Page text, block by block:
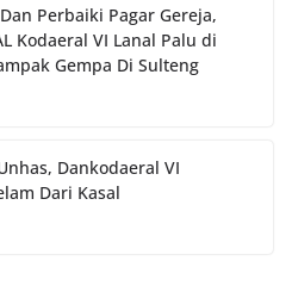
Perbaiki Pagar Gereja,
Kodaeral VI Lanal Palu di
Gempa Di Sulteng
Dankodaeral VI
Dari Kasal